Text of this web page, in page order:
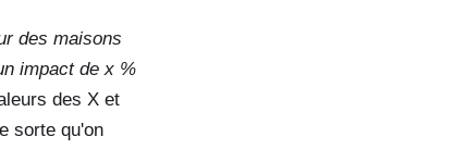
des maisons
impact de x %
des X et
sorte qu'on